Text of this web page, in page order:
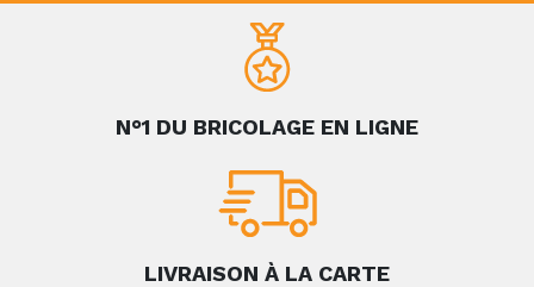
N°1 DU BRICOLAGE EN LIGNE
LIVRAISON À LA CARTE